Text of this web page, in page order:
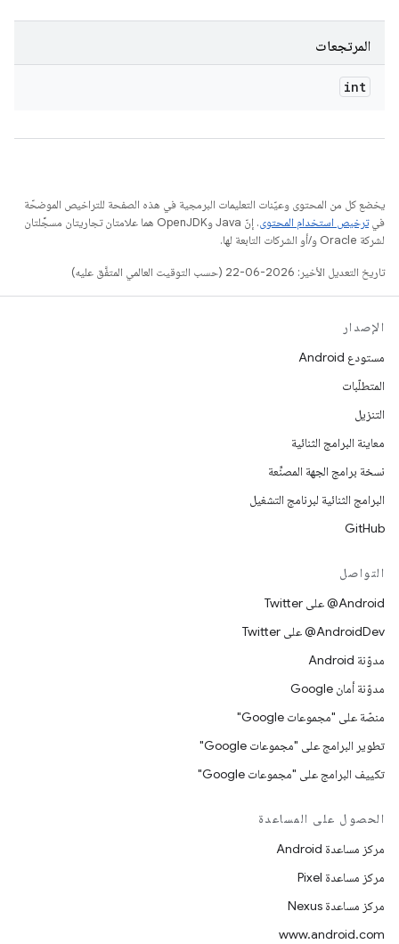
المرتجعات
int
يخضع كل من المحتوى وعيّنات التعليمات البرمجية في هذه الصفحة للتراخيص الموضحّة
فيترخيص استخدام المحتوى
. إنّ Java وOpenJDK هما علامتان تجاريتان مسجَّلتان
لشركة Oracle و/أو الشركات التابعة لها.
تاريخ التعديل الأخير: 2026-06-22 (حسب التوقيت العالمي المتفَّق عليه)
الإصدار
مستودع Android
المتطلّبات
التنزيل
معاينة البرامج الثنائية
نسخة برامج الجهة المصنِّعة
البرامج الثنائية لبرنامج التشغيل
GitHub
التواصل
‎@Android على Twitter
‎@AndroidDev على Twitter
مدوّنة Android
مدوّنة أمان Google
منصّة على "مجموعات Google"
تطوير البرامج على "مجموعات Google"
تكييف البرامج على "مجموعات Google"
الحصول على المساعدة
مركز مساعدة Android
مركز مساعدة Pixel
مركز مساعدة Nexus
www.android.com